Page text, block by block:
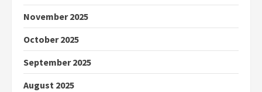
November 2025
October 2025
September 2025
August 2025